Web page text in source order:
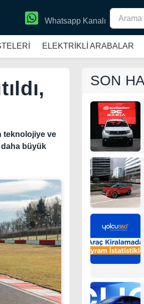
Whatsapp Kanalı
ELEKTRİKLİ ARABALAR
teknolojiye ve
daha büyük
SON